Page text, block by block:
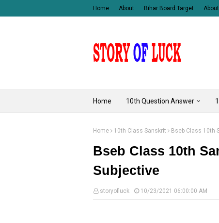
Home About Bihar Board Target About
Home 10th Question Answer
Home 10th Class Sanskrit Bseb Class 10th
Bseb Class 10th
Subjective
storyofluck 10/23/2021 06:00:00 AM